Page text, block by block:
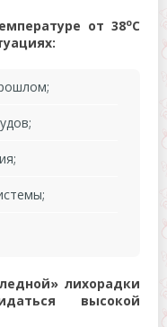
от 38оС
лихорадки
высокой